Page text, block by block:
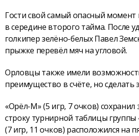
Гости свой самый опасный момент
в середине второго тайма. После
голкипер зелёно-белых Павел
прыжке перевёл мяч на угловой.
Орловцы также имели
преимущество в счёте, но сделать
«Орёл-М» (5 игр, 7 очков) сохранил
строку турнирной таблицы группы
(7 игр, 11 очков) расположился на